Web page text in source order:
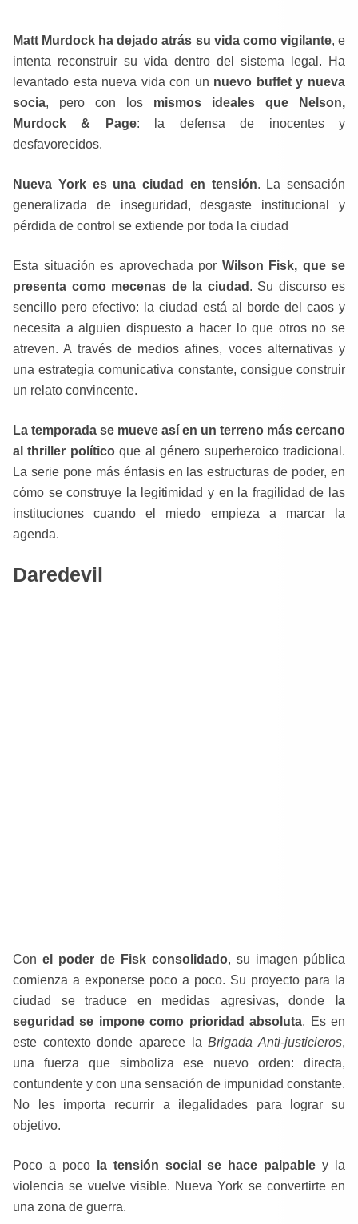
Matt Murdock ha dejado atrás su vida como vigilante, e
intenta reconstruir su vida dentro del sistema legal. Ha
levantado esta nueva vida con un nuevo buffet y nueva
socia, pero con los mismos ideales que Nelson,
Murdock & Page: la defensa de inocentes y
desfavorecidos.
Nueva York es una ciudad en tensión. La sensación
generalizada de inseguridad, desgaste institucional y
pérdida de control se extiende por toda la ciudad
Esta situación es aprovechada por Wilson Fisk, que se
presenta como mecenas de la ciudad . Su discurso es
sencillo pero efectivo: la ciudad está al borde del caos y
necesita a alguien dispuesto a hacer lo que otros no se
atreven. A través de medios afines, voces alternativas y
una estrategia comunicativa constante, consigue construir
un relato convincente.
La temporada se mueve así en un terreno más cercano
al thriller políticoque al género superheroico tradicional.
La serie pone más énfasis en las estructuras de poder, en
cómo se construye la legitimidad y en la fragilidad de las
instituciones cuando el miedo empieza a marcar la
agenda.
Daredevil
Con el poder de Fisk consolidado, su imagen pública
comienza a exponerse poco a poco. Su proyecto para la
ciudad se traduce en medidas agresivas, donde
la
seguridad se impone como prioridad absoluta. Es en
este contexto donde aparece laBrigada Anti-justicieros,
una fuerza que simboliza ese nuevo orden: directa,
contundente y con una sensación de impunidad constante.
No les importa recurrir a ilegalidades para lograr su
objetivo.
Poco a poco la tensión social se hace palpable y la
violencia se vuelve visible. Nueva York se convertirte en
una zona de guerra.